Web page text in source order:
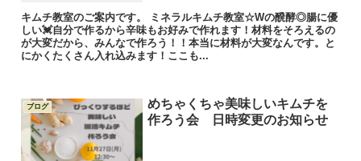
キムチ教室のご案内です。 ミネラルキムチ教室☆Wの醗酵◎腸に優
しい💓自分で作るから辛味もお好みで作れます！材料をそろえるの
が大変だから、みんなで作ろう！！本当に材料が大変なんです。と
にかくたくさん入れ込みます！ここも...
ブログ
めちゃくちゃ美味しいキムチを
作ろう会 日時変更のお知らせ